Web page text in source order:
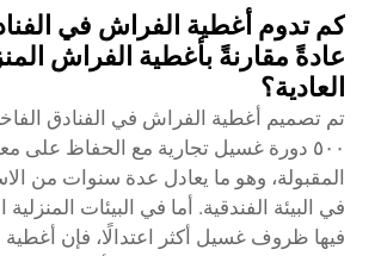
كم تدوم أغطية الفراش في
عادةً مقارنةً بأغطية الفراش
العادية؟
٥٠٠ دورة غسيل تجارية مع الحفاظ على
المقبولة، وهو ما يعادل عدة سنوات من
في البيئة الفندقية. أما في البيئات
فيها ظروف غسيل أكثر اعتدالًا، فإن